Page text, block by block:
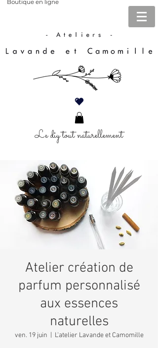
Boutique en ligne
Le diy tout naturellement
Atelier création de
parfum personnalisé
aux essences
naturelles
ven. 19 juin L'atelier Lavande et Camomille